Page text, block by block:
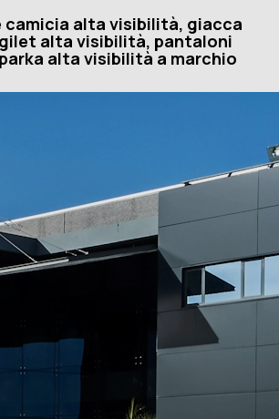
camicia alta visibilità, giacca
alta visibilità, pantaloni
alta visibilità a marchio